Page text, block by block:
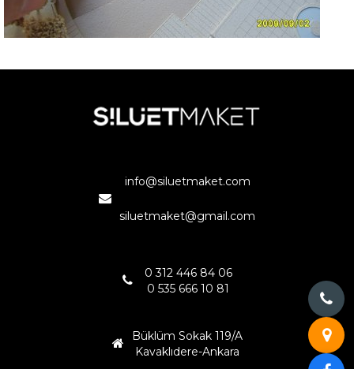
ANTALYA
info@siluetmaket.com
siluetmaket@gmail.com
0 312 446 84 06
0 535 666 10 81
Büklüm Sokak 119/A
Kavaklıdere-Ankara